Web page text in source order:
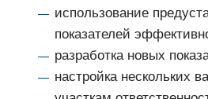
использование
показателей
разработка новых
настройка нескольких